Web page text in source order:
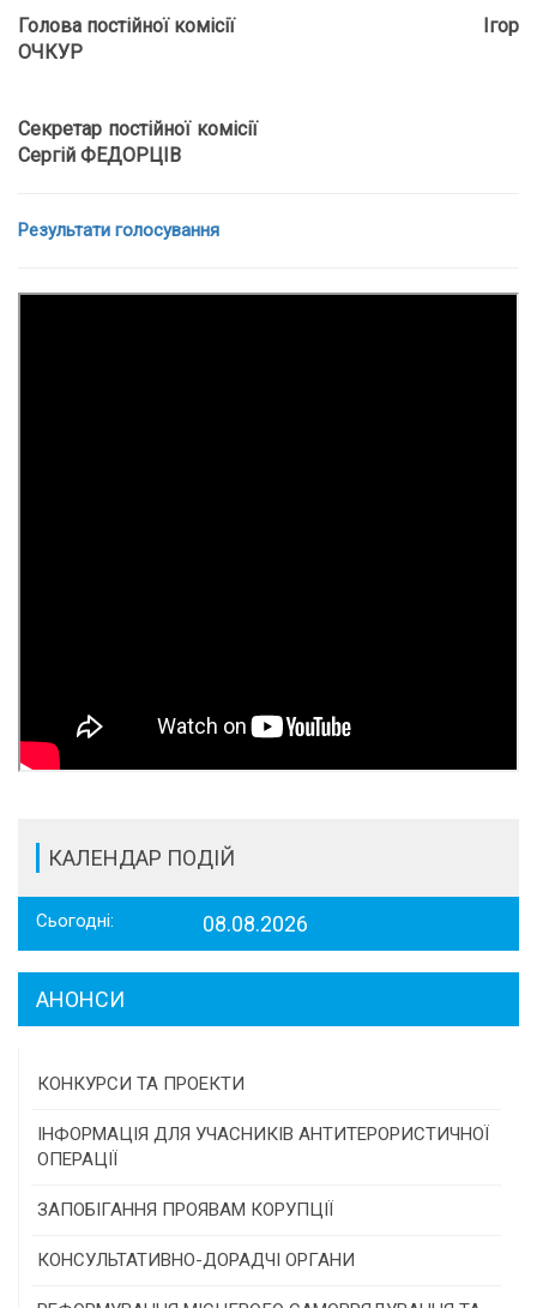
Голова постійної комісії Ігор
ОЧКУР
Секретар постійної комісії
Сергій ФЕДОРЦІВ
Результати голосування
КАЛЕНДАР ПОДІЙ
Сьогодні: 08.08.2026
АНОНСИ
КОНКУРСИ ТА ПРОЕКТИ
Конкурс проектів та програм місцевого
самоврядування
Конкурс інститутів громадянського суспільства
Програми/конкурси МТД
ІНФОРМАЦІЯ ДЛЯ УЧАСНИКІВ АНТИТЕРОРИСТИЧНОЇ
ОПЕРАЦІЇ
ЗАПОБІГАННЯ ПРОЯВАМ КОРУПЦІЇ
КОНСУЛЬТАТИВНО-ДОРАДЧІ ОРГАНИ